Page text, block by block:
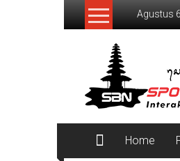
Lompat
Agustus
Home